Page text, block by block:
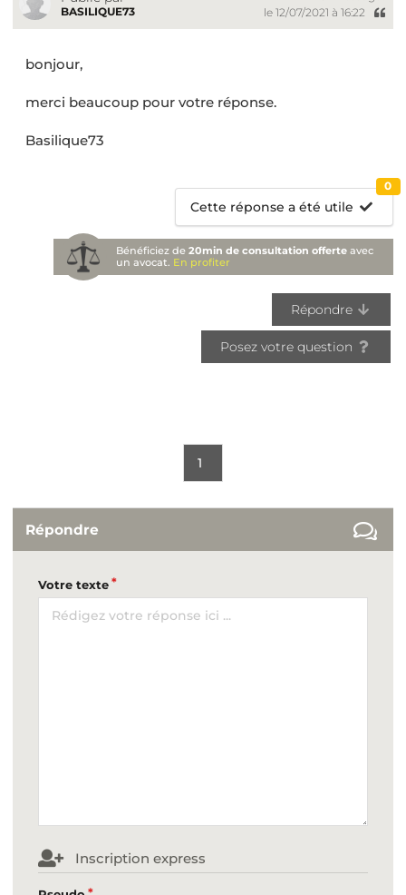
BASILIQUE73
le 12/07/2021 à 16:22
bonjour,
merci beaucoup pour votre réponse.
Basilique73
Cette réponse a été utile
0
Bénéficiez de20min de consultation offerte avec
un avocat. En profiter
Répondre
Posez votre question
1
Répondre
Votre texte
Inscription express